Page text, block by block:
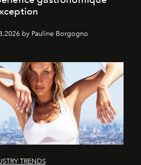
by Pauline Borgogno
TRENDS